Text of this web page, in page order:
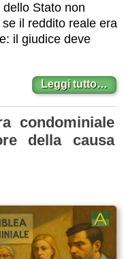
Stato non
il reddito reale era
il giudice deve
Leggi tutto…
condominiale
della causa